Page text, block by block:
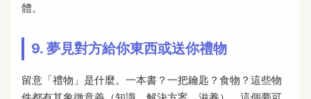
體。
9. 夢見對方給你東西或送你禮物
留意「禮物」是什麼。一本書？一把鑰匙？食物？這些物